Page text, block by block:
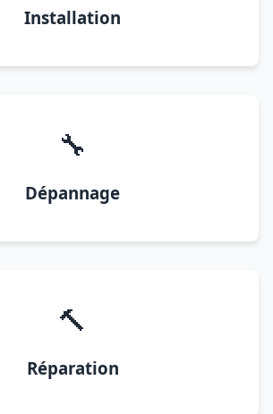
Installation
🔧
Dépannage
🔨
Réparation